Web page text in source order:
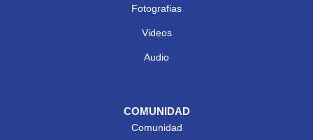
Fotografias
Videos
Audio
COMUNIDAD
Comunidad